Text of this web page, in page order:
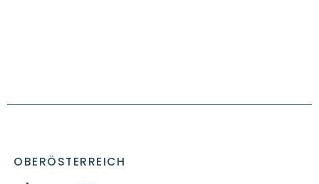
OBERÖSTERREICH